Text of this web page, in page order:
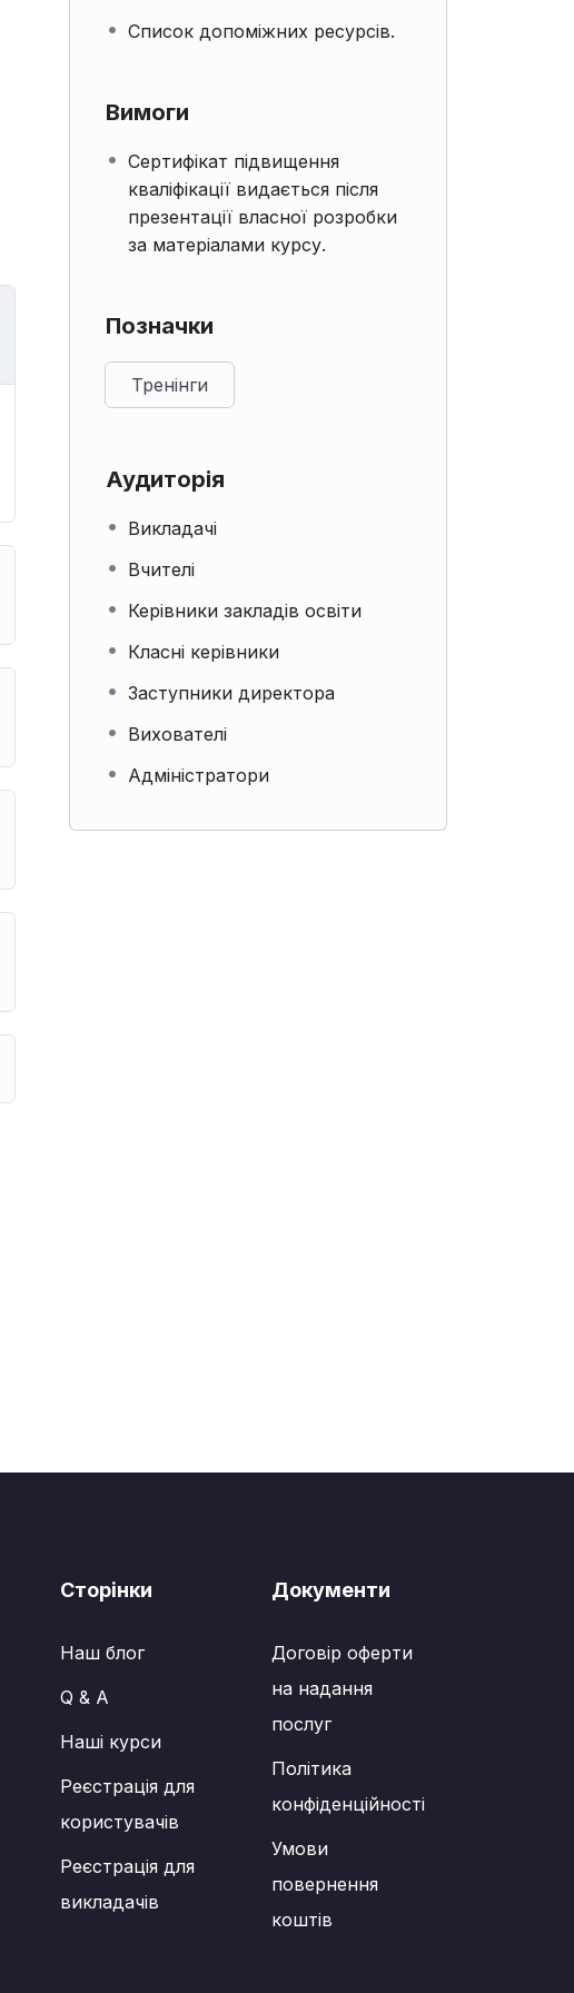
Список допоміжних ресурсів.
Вимоги
Сертифікат підвищення
кваліфікації видається після
презентації власної розробки
за матеріалами курсу.
Позначки
Тренінги
Аудиторія
Викладачі
Вчителі
Керівники закладів освіти
Класні керівники
Заступники директора
Вихователі
Адміністратори
Сторінки
Наш блог
Q & A
Наші курси
Реєстрація для
користувачів
Реєстрація для
викладачів
Документи
Договір оферти
на надання
послуг
Політика
конфіденційності
Умови
повернення
коштів